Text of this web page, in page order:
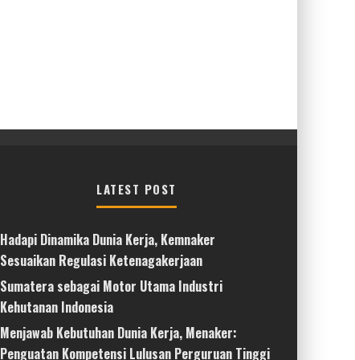
LATEST POST
Hadapi Dinamika Dunia Kerja, Kemnaker
Sesuaikan Regulasi Ketenagakerjaan
Sumatera sebagai Motor Utama Industri
Kehutanan Indonesia
Menjawab Kebutuhan Dunia Kerja, Menaker:
Penguatan Kompetensi Lulusan Perguruan Tinggi